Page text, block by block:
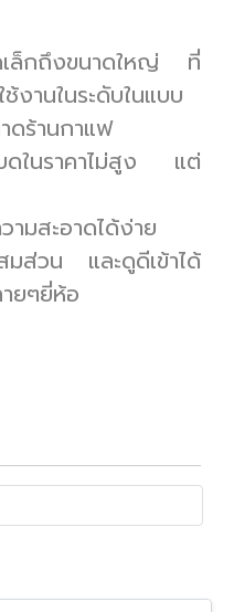
ล็กถึงขนาดใหญ่ ที่
งานในระดับในแบบ
ดร้านกาแฟ
ในราคาไม่สูง แต่
มสะอาดได้ง่าย
ส่วน และดูดีเข้าได้
ยๆยี่ห้อ